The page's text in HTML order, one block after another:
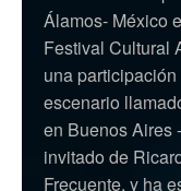
Álamos- México
Festival Cultural
una
escenario
en Buenos Aires
invitado de
Frecuente, y ha